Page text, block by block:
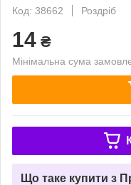
Код: 38662
Роздріб
14 ₴
Мінімальна сума
Що таке купити з